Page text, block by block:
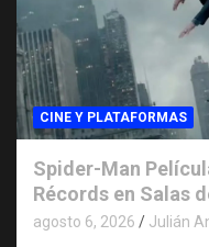
CINE Y PLATAFORMAS
Spider-Man
Récords en Salas
agosto 6, 2026 Julián